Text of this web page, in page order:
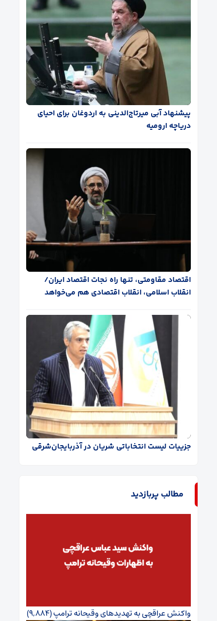
پیشنهاد آبی میرتاج‌الدینی‌ به اردوغان برای احیای
دریاچه ارومیه
اقتصاد مقاومتی، تنها راه نجات اقتصاد ایران/
انقلاب اسلامی، انقلاب اقتصادی هم می‌خواهد
جزییات لیست انتخاباتی شریان در آذربایجان‌شرقی
مطالب پربازدید
واکنش عراقچی به تهدیدهای وقیحانه ترامپ(۹,۸۸۴)